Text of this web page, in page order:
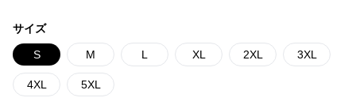
サイズ
S M L XL 2XL 3XL
4XL 5XL